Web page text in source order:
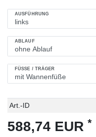
AUSFÜHRUNG
ABLAUF
FÜSSE / TRÄGER
Technisches
Wert
Art.-ID
588,74 EUR *